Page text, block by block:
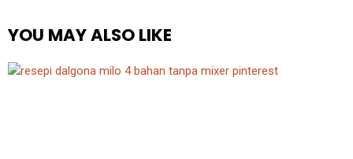
YOU MAY ALSO LIKE